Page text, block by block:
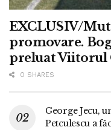
EXCLUSIV/
promovare.
preluat Viitorul
0 SHARES
George Jecu,
Petculescu a